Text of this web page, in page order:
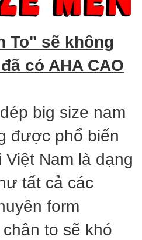
To" sẽ không
có AHA CAO
big size nam
được phổ biến
Nam là dạng
tất cả các
form
to sẽ khó